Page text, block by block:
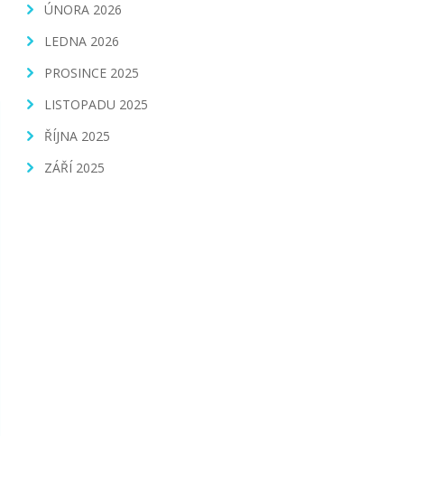
ÚNORA 2026
LEDNA 2026
PROSINCE 2025
LISTOPADU 2025
ŘÍJNA 2025
ZÁŘÍ 2025